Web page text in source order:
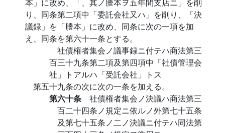
り、同条第二項中「委託会社又ハ」を削り、「決
議録」を「謄本」に改め、同条に次の一項を加
え、同条を第六十一条とする。
社債権者集会ノ議事録ニ付テハ商法第三
百三十九条第二項及第四項中「社債管理会
社」トアルハ「受託会社」トス
第五十九条の次に次の一条を加える。
第六十条 社債権者集会ノ決議ハ商法第三
百二十四条ノ規定ニ依ルノ外第七十五条
及第七十五条ノ二ノ決議ニ付テハ同法第